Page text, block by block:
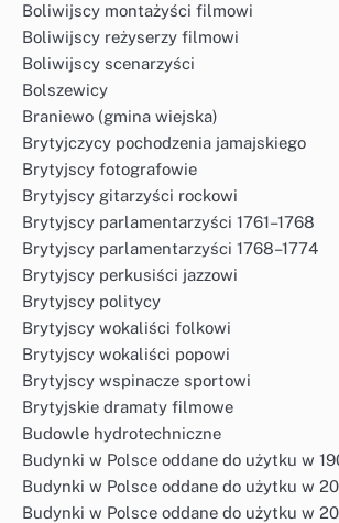
Boliwijscy montażyści filmowi
Boliwijscy reżyserzy filmowi
Boliwijscy scenarzyści
Bolszewicy
Braniewo (gmina wiejska)
Brytyjczycy pochodzenia jamajskiego
Brytyjscy fotografowie
Brytyjscy gitarzyści rockowi
Brytyjscy parlamentarzyści 1761–1768
Brytyjscy parlamentarzyści 1768–1774
Brytyjscy perkusiści jazzowi
Brytyjscy politycy
Brytyjscy wokaliści folkowi
Brytyjscy wokaliści popowi
Brytyjscy wspinacze sportowi
Brytyjskie dramaty filmowe
Budowle hydrotechniczne
Budynki w Polsce oddane do użytku w
Budynki w Polsce oddane do użytku w
Budynki w Polsce oddane do użytku w